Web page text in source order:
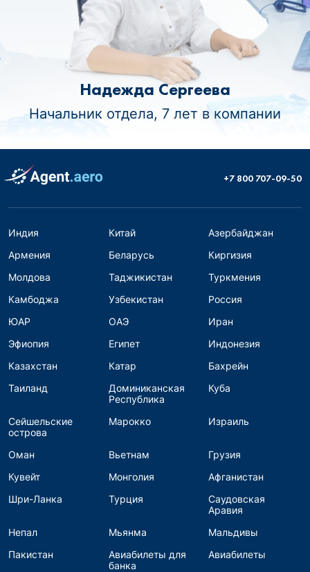
Надежда Сергеева
Начальник отдела, 7 лет в компании
+7 800 707-09-50
Индия Китай
Азербайджан
Армения
Беларусь
Киргизия
Молдова
Таджикистан
Туркмения
Камбоджа
Узбекистан
Россия
ЮАР
ОАЭ
Иран
Эфиопия
Египет
Индонезия
Казахстан
Катар
Бахрейн
Таиланд
Доминиканская
Республика
Куба
Сейшельские
острова
Марокко Израиль
Оман Вьетнам
Грузия
Кувейт
Монголия
Афганистан
Шри-Ланка
Турция
Саудовская
Аравия
Непал
Мьянма
Мальдивы
Пакистан
Авиабилеты для
банка
Авиабилеты